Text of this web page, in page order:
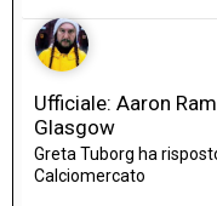
Ufficiale: Aaron
Glasgow
Greta Tuborg ha
Calciomercato